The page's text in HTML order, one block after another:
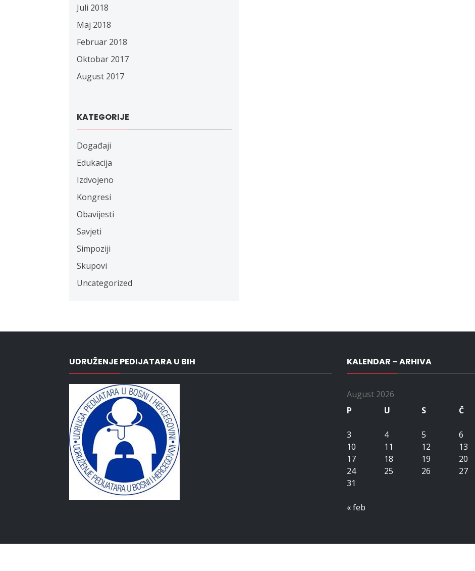
Juli 2018
Maj 2018
Februar 2018
Oktobar 2017
August 2017
KATEGORIJE
Događaji
Edukacija
Izdvojeno
Kongresi
Obavijesti
Savjeti
Simpoziji
Skupovi
Uncategorized
UDRUŽENJE PEDIJATARA U BIH KALENDAR – ARHIVA
August 2026
P
U S Č
3
4 5 6
10
11 12 13
17
18 19 20
24
25 26 27
31
« feb